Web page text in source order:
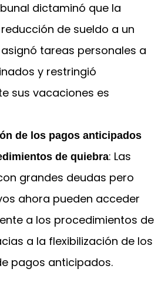
dictaminó que la
de sueldo a un
tareas personales a
y restringió
sus vacaciones es
de los pagos anticipados
de quiebra: Las
grandes deudas pero
ahora pueden acceder
a los procedimientos de
a la flexibilización de los
pagos anticipados.